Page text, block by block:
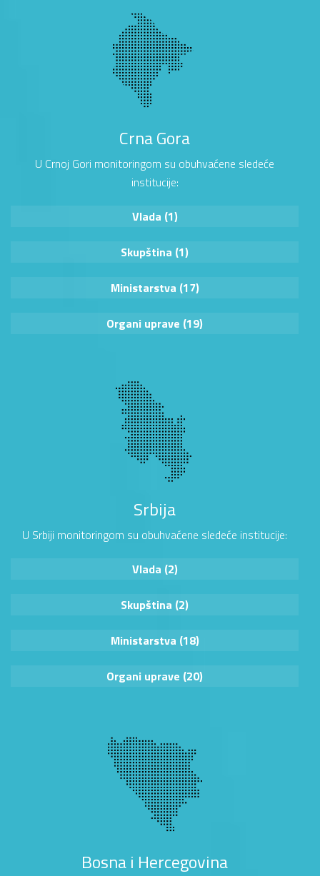
Crna Gora
U Crnoj Gori monitoringom su obuhvaćene sledeće
institucije:
Vlada (1)
Skupština (1)
Ministarstva (17)
Organi uprave (19)
Srbija
U Srbiji monitoringom su obuhvaćene sledeće institucije:
Vlada (2)
Skupština (2)
Ministarstva (18)
Organi uprave (20)
Bosna i Hercegovina